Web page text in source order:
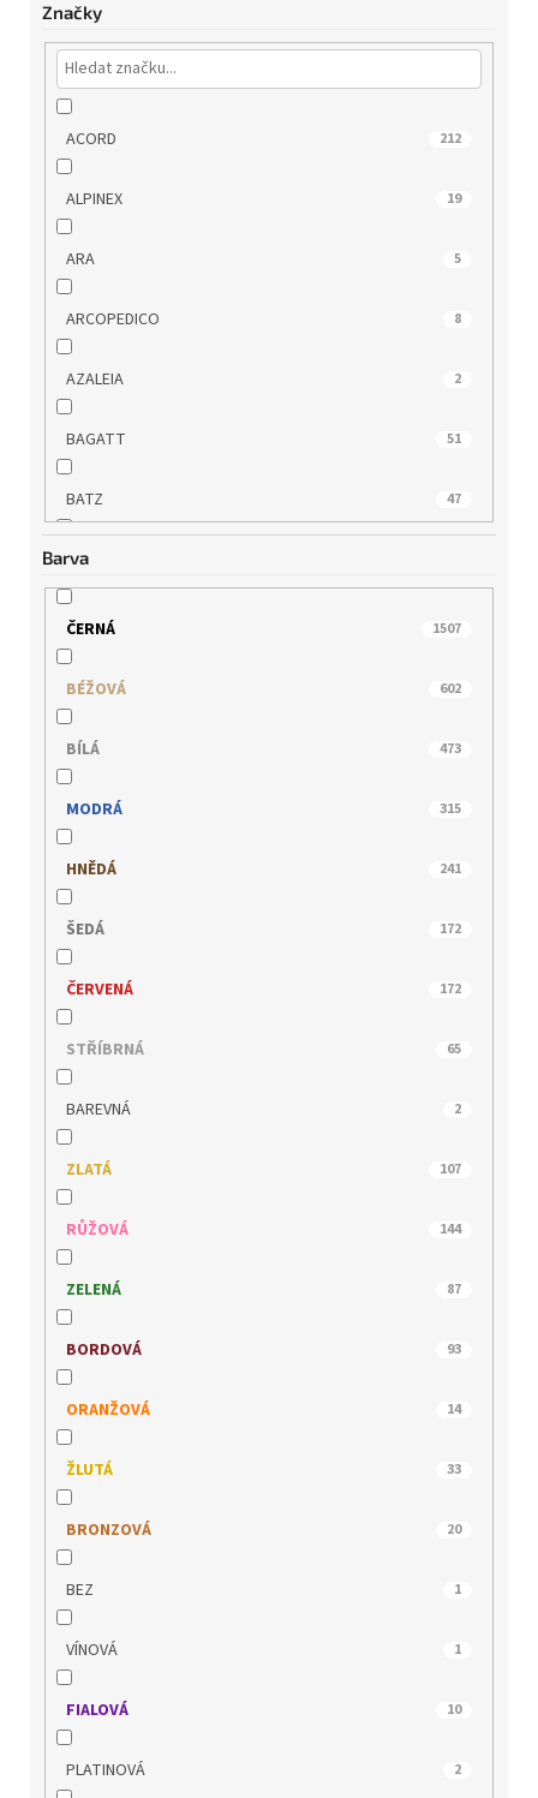
Značky
ACORD 212
ALPINEX 19
ARA 5
ARCOPEDICO 8
AZALEIA 2
BAGATT 51
BATZ 47
BUGATTI
CAPRICE 405
EPICA 5
GERRY WEBER 8
HISPANITAS 108
HÖGL 100
IBERIUS 88
IMAC 44
INBLU 18
JANA 120
JOMA 8
JOSEF SEIBEL 134
KACPER 49
KLOP 108
LEE COOPER 57
MACIEJKA 42
MARCO TOZZI 197
MEDILINE 30
MUSTANG 47
NIK 7
OLYMPIKUS 8
Barva
ČERNÁ 1507
BÉŽOVÁ 602
BÍLÁ 473
MODRÁ 315
HNĚDÁ 241
ŠEDÁ 172
ČERVENÁ 172
STŘÍBRNÁ 65
BAREVNÁ 2
ZLATÁ 107
RŮŽOVÁ 144
ZELENÁ 87
BORDOVÁ 93
ORANŽOVÁ 14
ŽLUTÁ 33
BRONZOVÁ 20
BEZ 1
VÍNOVÁ 1
FIALOVÁ 10
PLATINOVÁ 2